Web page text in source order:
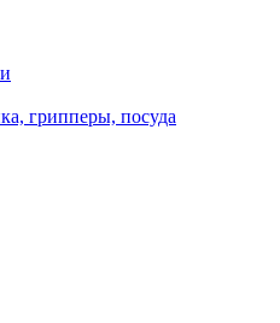
грипперы, посуда